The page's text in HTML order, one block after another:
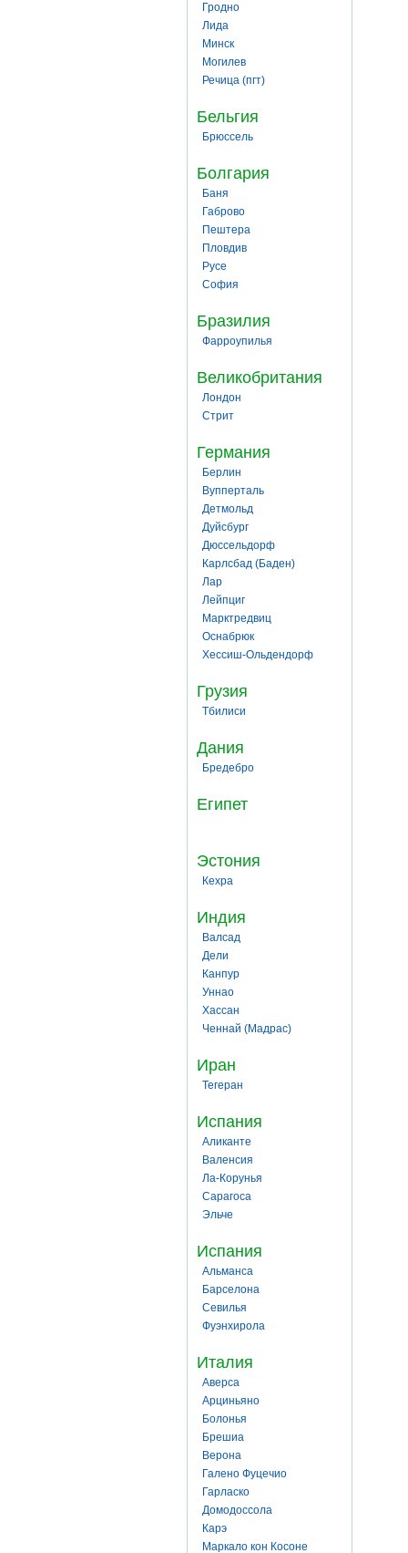
Гродно
Лида
Минск
Могилев
Речица (пгт)
Бельгия
Брюссель
Болгария
Баня
Габрово
Пештера
Пловдив
Русе
София
Бразилия
Фарроупилья
Великобритания
Лондон
Стрит
Германия
Берлин
Вупперталь
Детмольд
Дуйсбург
Дюссельдорф
Карлсбад (Баден)
Лар
Лейпциг
Марктредвиц
Оснабрюк
Хессиш-Ольдендорф
Грузия
Тбилиси
Дания
Бредебро
Египет
Эстония
Кехра
Индия
Валсад
Дели
Канпур
Уннао
Хассан
Ченнай (Мадрас)
Иран
Тегеран
Испания
Аликанте
Валенсия
Ла-Корунья
Сарагоса
Эльче
Испания
Альманса
Барселона
Севилья
Фуэнхирола
Италия
Аверса
Арциньяно
Болонья
Брешиа
Верона
Галено Фуцечио
Гарласко
Домодоссола
Карэ
Маркало кон Косоне